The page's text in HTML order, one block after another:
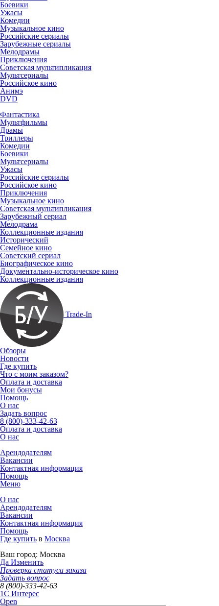
Боевики
Ужасы
Комедии
Музыкальное кино
Российские сериалы
Зарубежные сериалы
Мелодрамы
Приключения
Советская мультипликация
Мультсериалы
Российское кино
Анимэ
DVD
Фантастика
Мультфильмы
Драмы
Триллеры
Комедии
Боевики
Мультсериалы
Ужасы
Российские сериалы
Российское кино
Приключения
Музыкальное кино
Советская мультипликация
Зарубежный сериал
Мелодрама
Коллекционные издания
Исторический
Семейное кино
Советский сериал
Биографическое кино
Документально-историческое кино
Коллекционные издания
Trade-In
Обзоры
Новости
Где купить
Что с моим заказом?
Оплата и доставка
Мои бонусы
Помощь
О нас
Задать вопрос
8 (800)-333-42-63
Оплата и доставка
О нас
Арендодателям
Вакансии
Контактная информация
Помощь
Меню
О нас
Арендодателям
Вакансии
Контактная информация
Помощь
Где купить в Москва
Ваш город: Москва
Да Изменить
Проверка статуса заказа
Задать вопрос
8 (800)-333-42-63
1C Интерес
Open